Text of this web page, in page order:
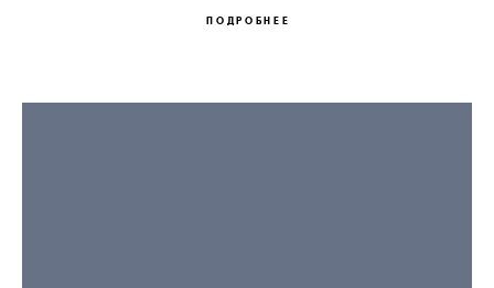
ПОДРОБНЕЕ